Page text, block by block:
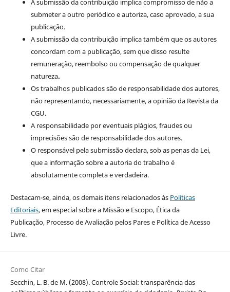
A submissão da contribuição implica compromisso de não a
submeter a outro periódico e autoriza, caso aprovado, a sua
publicação.
A submissão da contribuição implica também que os autores
concordam com a publicação, sem que disso resulte
remuneração, reembolso ou compensação de qualquer
natureza.
Os trabalhos publicados são de responsabilidade dos autores,
não representando, necessariamente, a opinião da Revista da
CGU.
A responsabilidade por eventuais plágios, fraudes ou
imprecisões são de responsabilidade dos autores.
O responsável pela submissão declara, sob as penas da Lei,
que a informação sobre a autoria do trabalho é
absolutamente completa e verdadeira.
Destacam-se, ainda, os demais itens relacionados às Políticas
Editoriais, em especial sobre a Missão e Escopo, Ética da
Publicação, Processo de Avaliação pelos Pares e Política de Acesso
Livre.
Como Citar
Secchin, L. B. de M. (2008). Controle Social: transparência das